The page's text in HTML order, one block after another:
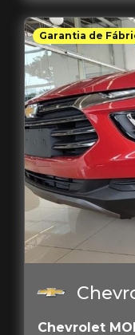
Garantia de
Chevrolet